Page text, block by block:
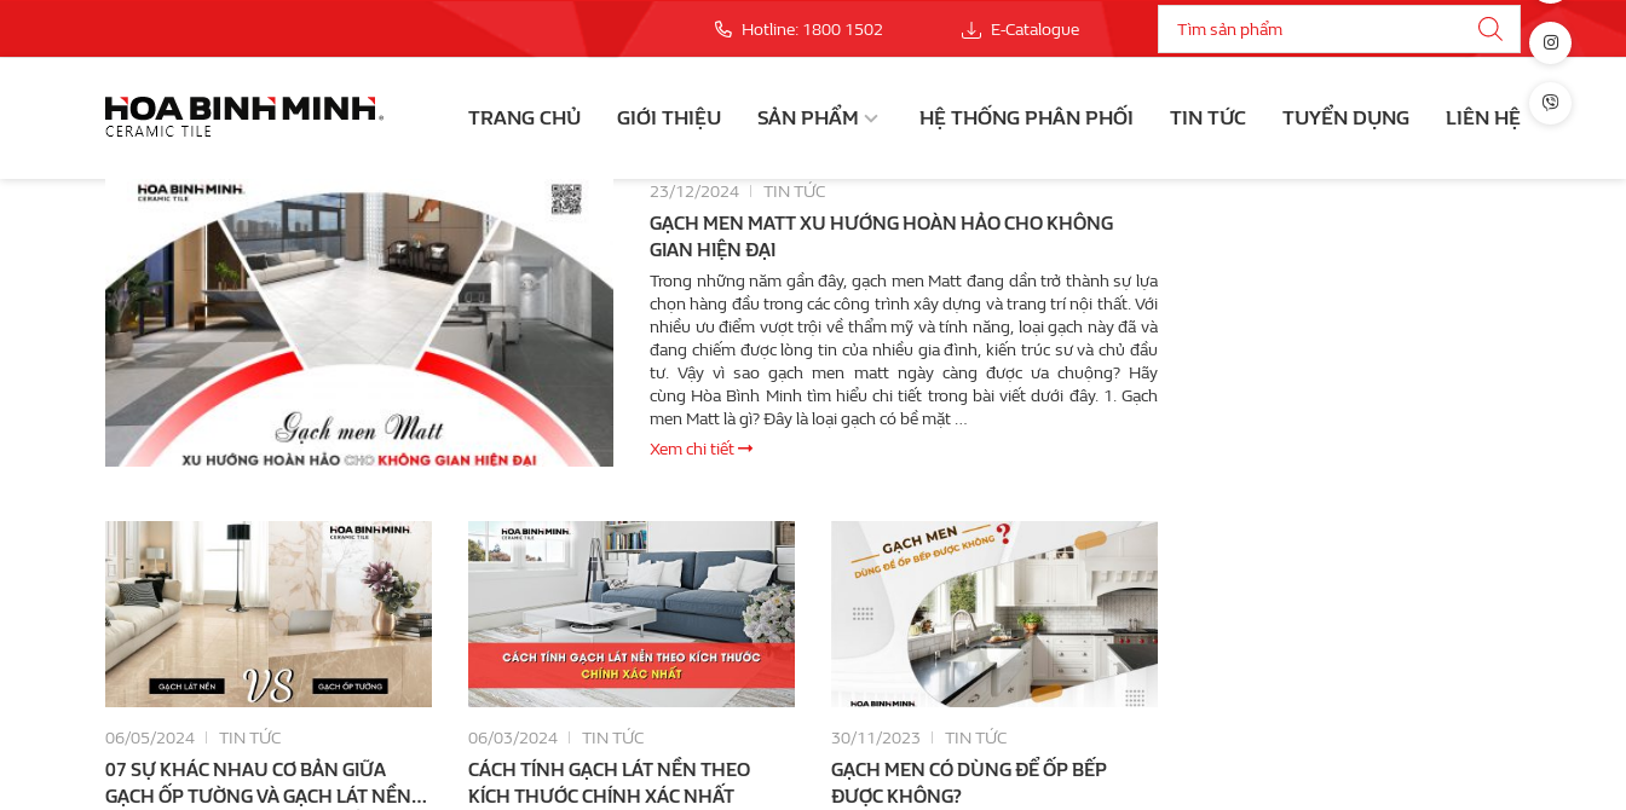
Hotline: 1800 1502 E-Catalogue
TRANG CHỦ GIỚI THIỆU SẢN PHẨM HỆ THỐNG PHÂN PHỐI TIN TỨC TUYỂN DỤNG LIÊN HỆ
23/12/2024 TIN TỨC
GẠCH MEN MATT XU HƯỚNG HOÀN HẢO CHO KHÔNG
GIAN HIỆN ĐẠI
Trong những năm gần đây, gạch men Matt đang dần trở thành sự lựa
chọn hàng đầu trong các công trình xây dựng và trang trí nội thất. Với
nhiều ưu điểm vượt trội về thẩm mỹ và tính năng, loại gạch này đã và
đang chiếm được lòng tin của nhiều gia đình, kiến trúc sư và chủ đầu
tư. Vậy vì sao gạch men matt ngày càng được ưa chuộng? Hãy
cùng Hòa Bình Minh tìm hiểu chi tiết trong bài viết dưới đây. 1. Gạch
men Matt là gì? Đây là loại gạch có bề mặt …
Xem chi tiết
06/05/2024 TIN TỨC
07 SỰ KHÁC NHAU CƠ BẢN GIỮA
GẠCH ỐP TƯỜNG VÀ GẠCH LÁT NỀN
06/03/2024 TIN TỨC
CÁCH TÍNH GẠCH LÁT NỀN THEO
KÍCH THƯỚC CHÍNH XÁC NHẤT
30/11/2023 TIN TỨC
GẠCH MEN CÓ DÙNG ĐỂ ỐP BẾP
ĐƯỢC KHÔNG?